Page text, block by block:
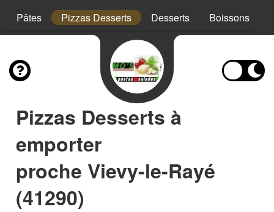
Pâtes Pizzas Desserts Desserts Boissons
Pizzas Desserts à
emporter
proche Vievy-le-Rayé
(41290)